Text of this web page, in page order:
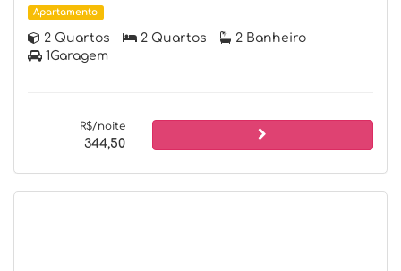
Apartamento
2 Quartos 2 Quartos
2 Banheiro
1Garagem
R$/noite
344,50